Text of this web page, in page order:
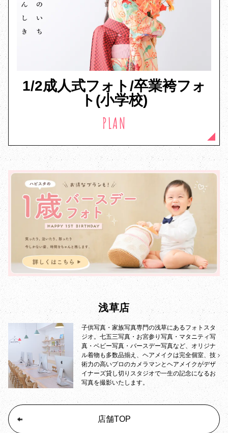
1/2成人式フォト/卒業袴フォ
ト(小学校)
PLAN
浅草店
子供写真・家族写真専門の浅草にあるフォトスタ
ジオ。七五三写真・お宮参り写真・マタニティ写
真・ベビー写真・バースデー写真など、オリジナ
ル着物も多数品揃え、ヘアメイクは完全個室、技
術力の高いプロのカメラマンとヘアメイクがデザ
イナーズ貸し切りスタジオで一生の記念になるお
写真を撮影いたします。
店舗TOP